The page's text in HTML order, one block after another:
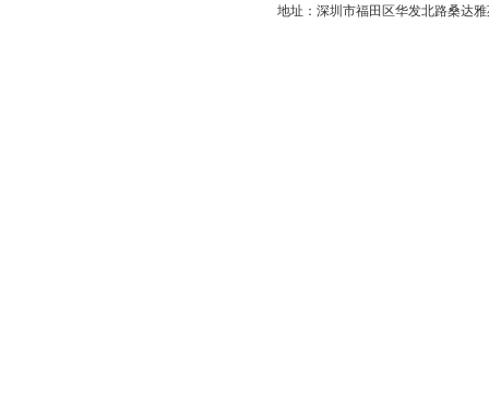
地址：深圳市福田区华发北路桑达雅